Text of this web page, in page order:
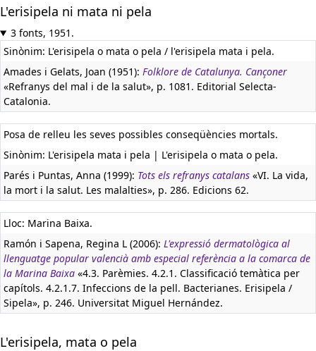
L'erisipela ni mata ni pela
3 fonts, 1951.
Sinònim: L'erisipela o mata o pela / l'erisipela mata i pela.
Amades i Gelats, Joan (1951): Folklore de Catalunya. Cançoner
«Refranys del mal i de la salut», p. 1081. Editorial Selecta-
Catalonia.
Posa de relleu les seves possibles conseqüències mortals.
Sinònim: L'erisipela mata i pela | L'erisipela o mata o pela.
Parés i Puntas, Anna (1999): Tots els refranys catalans «VI. La vida,
la mort i la salut. Les malalties», p. 286. Edicions 62.
Lloc: Marina Baixa.
Ramón i Sapena, Regina L (2006): L'expressió dermatològica al
llenguatge popular valencià amb especial referència a la comarca de
la Marina Baixa «4.3. Parèmies. 4.2.1. Classificació temàtica per
capítols. 4.2.1.7. Infeccions de la pell. Bacterianes. Erisipela /
Sipela», p. 246. Universitat Miguel Hernández.
L'erisipela, mata o pela